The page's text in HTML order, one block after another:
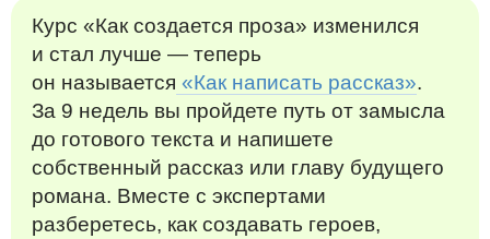
Курс «Как создается проза» изменился
и стал лучше — теперь
он называется «Как написать рассказ».
За 9 недель вы пройдете путь от замысла
до готового текста и напишете
собственный рассказ или главу будущего
романа. Вместе с экспертами
разберетесь, как создавать героев,